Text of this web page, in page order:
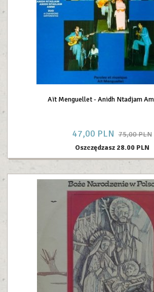
Aït Menguellet - Anidh Ntadjam
47,00 PLN 75,00 PLN
Oszczędzasz 28.00 PLN